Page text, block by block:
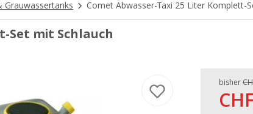
Grauwassertanks Comet Abwasser-Taxi 25 Liter Komplett-
Set mit Schlauch
bisher